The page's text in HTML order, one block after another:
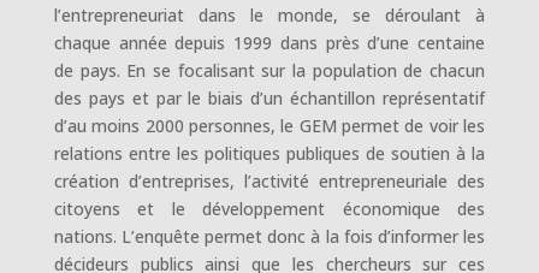
l’entrepreneuriat dans le monde, se déroulant à
chaque année depuis 1999 dans près d’une centaine
de pays. En se focalisant sur la population de chacun
des pays et par le biais d’un échantillon représentatif
d’au moins 2000 personnes, le GEM permet de voir les
relations entre les politiques publiques de soutien à la
création d’entreprises, l’activité entrepreneuriale des
citoyens et le développement économique des
nations. L’enquête permet donc à la fois d’informer les
décideurs publics ainsi que les chercheurs sur ces